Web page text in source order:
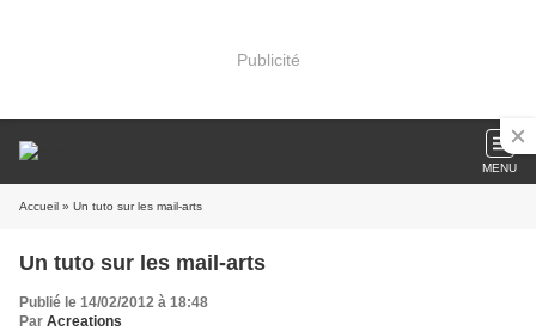
Publicité
MENU
Accueil » Un tuto sur les mail-arts
Un tuto sur les mail-arts
Publié le 14/02/2012 à 18:48
Par Acreations